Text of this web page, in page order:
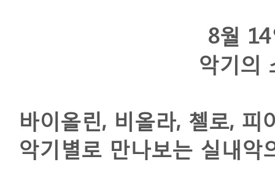
8월 14
악기의
바이올린, 비올라, 첼로, 피
악기별로 만나보는 실내악